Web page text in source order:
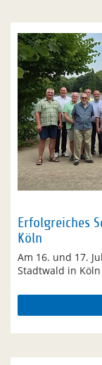
Erfolgreiches
Köln
Am 16. und 17.
Stadtwald in